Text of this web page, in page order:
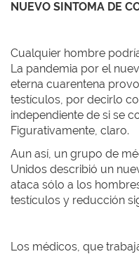
NUEVO SINTOMA DE
Cualquier hombre
La pandemia por el
eterna cuarentena
testículos, por decirlo
independiente de si se
Figurativamente, claro.
Aun así, un grupo de
Unidos describió un
ataca sólo a los
testículos y reducción
Los médicos, que